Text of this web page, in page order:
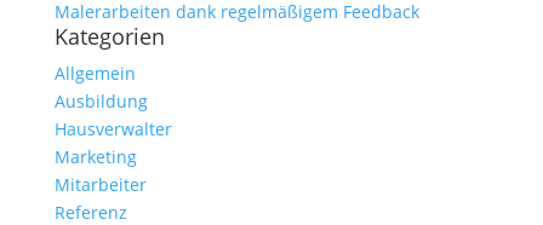
Malerarbeiten dank regelmäßigem Feedback
Kategorien
Allgemein
Ausbildung
Hausverwalter
Marketing
Mitarbeiter
Referenz